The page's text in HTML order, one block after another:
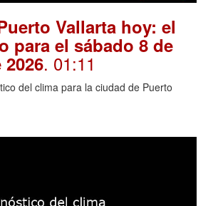
Vallarta hoy: el
para el sábado 8 de
. 01:11
del clima para la ciudad de Puerto